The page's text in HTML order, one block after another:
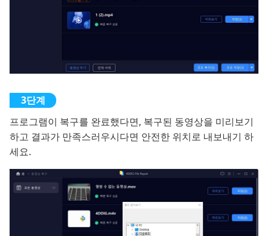
프로그램이 복구를 완료했다면, 복구된 동영상을 미리보기
하고 결과가 만족스러우시다면 안전한 위치로 내보내기 하
세요.